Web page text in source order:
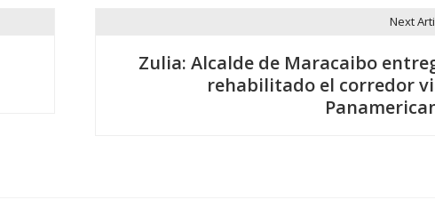
Next
Zulia: Alcalde de Maracaibo
rehabilitado el corredor